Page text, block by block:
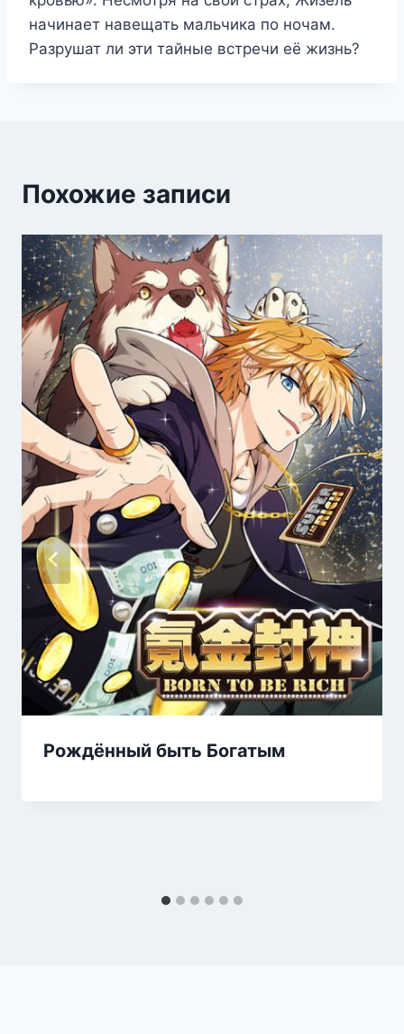
начинает навещать мальчика по ночам.
Разрушат ли эти тайные встречи её жизнь?
Похожие записи
Рождённый быть Богатым